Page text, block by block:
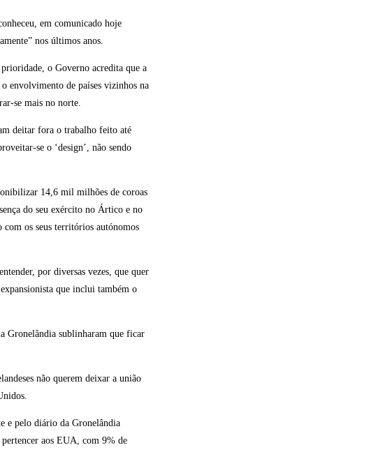
em comunicado hoje
nos últimos anos.
o Governo acredita que a
envolvimento de países vizinhos na
se mais no norte.
deitar fora o trabalho feito até
se o ‘design’, não sendo
14,6 mil milhões de coroas
do seu exército no Ártico e no
os seus territórios autónomos
por diversas vezes, que quer
que inclui também o
Gronelândia sublinharam que ficar
não querem deixar a união
e pelo diário da Gronelândia
aos EUA, com 9% de